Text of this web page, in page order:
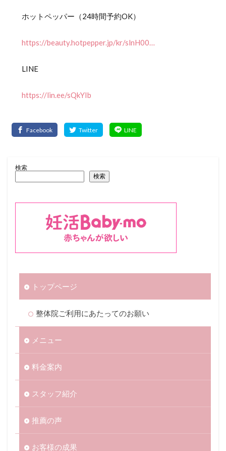
ホットペッパー（24時間予約OK）
https://beauty.hotpepper.jp/kr/slnH00…
LINE
https://lin.ee/sQkYIb
検索
検索
トップページ
整体院ご利用にあたってのお願い
メニュー
料金案内
スタッフ紹介
推薦の声
お客様の成果